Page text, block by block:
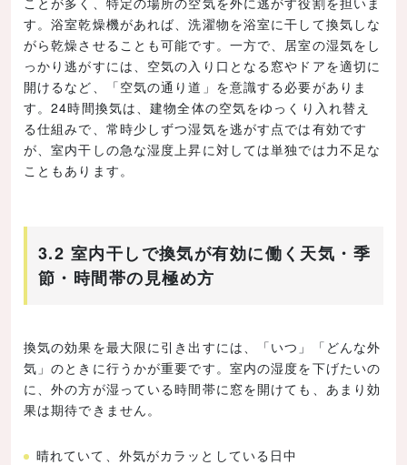
す。浴室乾燥機があれば、洗濯物を浴室に干して換気しな
がら乾燥させることも可能です。一方で、居室の湿気をし
っかり逃がすには、空気の入り口となる窓やドアを適切に
開けるなど、「空気の通り道」を意識する必要がありま
す。24時間換気は、建物全体の空気をゆっくり入れ替え
る仕組みで、常時少しずつ湿気を逃がす点では有効です
が、室内干しの急な湿度上昇に対しては単独では力不足な
こともあります。
3.2 室内干しで換気が有効に働く天気・季
節・時間帯の見極め方
換気の効果を最大限に引き出すには、「いつ」「どんな外
気」のときに行うかが重要です。室内の湿度を下げたいの
に、外の方が湿っている時間帯に窓を開けても、あまり効
果は期待できません。
晴れていて、外気がカラッとしている日中